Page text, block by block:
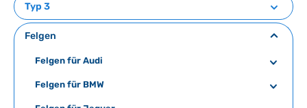
Typ 3
Felgen
Felgen für Audi
Felgen für BMW